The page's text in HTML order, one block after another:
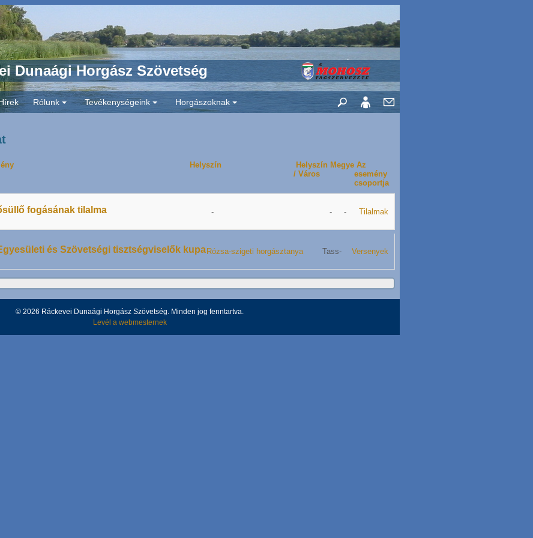
Dunaági Horgász Szövetség
Rólunk
+
Tevékenységeink
+
Horgászoknak
+
Helyszín
Helyszín
/ Város
Megye Az
esemény
csoportja
fogásának tilalma - - - Tilalmak
Egyesületi és Szövetségi tisztségviselők kupa Rózsa-szigeti horgásztanya Tass- Versenyek
© 2026 Ráckevei Dunaági Horgász Szövetség. Minden jog fenntartva.
Levél a webmesternek